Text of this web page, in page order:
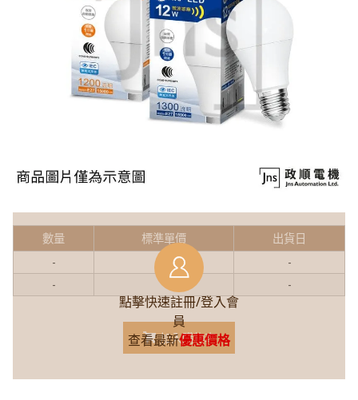
點擊快速註冊/登入會
員
查看最新優惠價格
數量 標準單價
出貨日
-
-
-
- -
加入購物車